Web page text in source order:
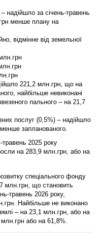
– надійшло за січень-травень
менше плану на
відмінне від земельної
221,2 млн.грн, що на
найбільше невиконані
пального – на 21,7
послуг (0,5%) – надійшло
запланованого.
травень 2025 року
на 283,9 млн.грн, або на
спеціального фонду
млн.грн, що становить
травень 2026 року,
Найбільше не виконано
– на 23,1 млн.грн, або на
або на 61,8%.